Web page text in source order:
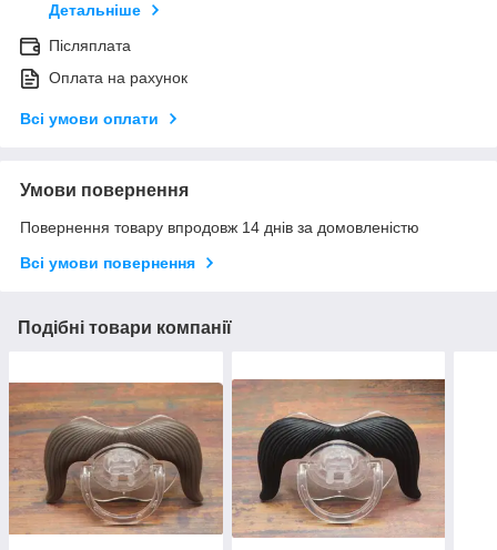
Детальніше
Післяплата
Оплата на рахунок
Всі умови оплати
Умови повернення
Повернення товару впродовж 14 днів за домовленістю
Всі умови повернення
Подібні товари компанії